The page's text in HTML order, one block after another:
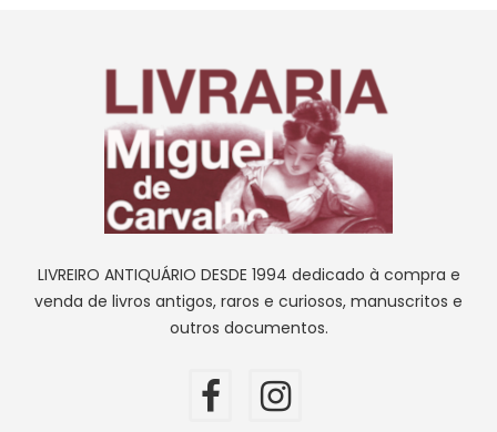
LIVREIRO ANTIQUÁRIO DESDE 1994 dedicado à compra e
venda de livros antigos, raros e curiosos, manuscritos e
outros documentos.